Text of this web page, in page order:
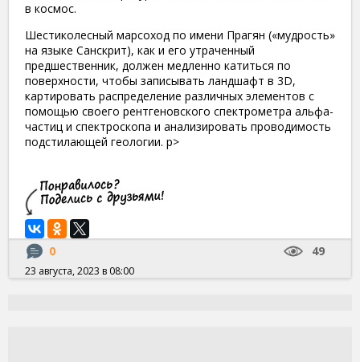
в космос.
Шестиколесный марсоход по имени Прагян («мудрость»
на языке Санскрит), как и его утраченный
предшественник, должен медленно катиться по
поверхности, чтобы записывать ландшафт в 3D,
картировать распределение различных элементов с
помощью своего рентгеновского спектрометра альфа-
частиц и спектроскопа и анализировать проводимость
подстилающей геологии. р>
0 49
23 августа, 2023 в 08:00